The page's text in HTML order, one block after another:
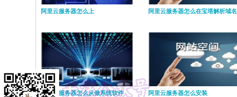
阿里云服务器怎么上 阿里云服务器怎么在宝塔解析域名
阿里云服务器怎么从做系统软件 阿里云服务器怎么安装